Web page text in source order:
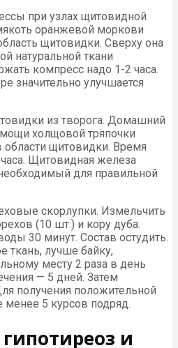
при узлах щитовидной
оранжевой моркови
щитовидки. Сверху она
натуральной ткани
компресс надо 1-2 часа.
значительно улучшается
из творога. Домашний
холщовой тряпочки
области щитовидки. Время
Щитовидная железа
для правильной
скорлупки. Измельчить
(10 шт.) и кору дуба.
30 минут. Состав остудить.
ткань, лучше байку,
месту 2 раза в день
— 5 дней. Затем
получения положительной
5 курсов подряд.
и